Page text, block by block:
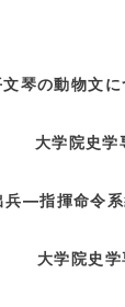
発
琴の動物文に
専攻博
―指揮命令系
専攻博